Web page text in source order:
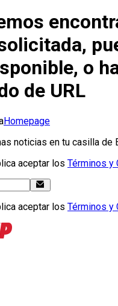
o
de URL
Homepage
noticias en tu casilla de
aceptar los Términos y
aceptar los Términos y